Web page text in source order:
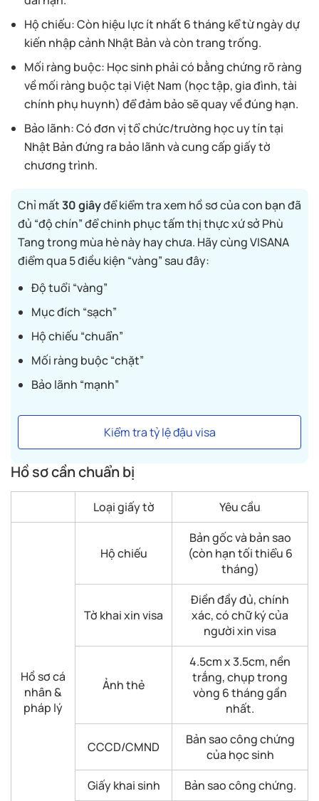
Hộ chiếu: Còn hiệu lực ít nhất 6 tháng kể từ ngày dự
kiến nhập cảnh Nhật Bản và còn trang trống.
Mối ràng buộc: Học sinh phải có bằng chứng rõ ràng
về mối ràng buộc tại Việt Nam (học tập, gia đình, tài
chính phụ huynh) để đảm bảo sẽ quay về đúng hạn.
Bảo lãnh: Có đơn vị tổ chức/trường học uy tín tại
Nhật Bản đứng ra bảo lãnh và cung cấp giấy tờ
chương trình.
Chỉ mất30 giâyđể kiểm tra xem hồ sơ của con bạn đã
đủ “độ chín” để chinh phục tấm thị thực xứ sở Phù
Tang trong mùa hè này hay chưa. Hãy cùng VISANA
điểm qua 5 điều kiện “vàng” sau đây:
Độ tuổi “vàng”
Mục đích “sạch”
Hộ chiếu “chuẩn”
Mối ràng buộc “chặt”
Bảo lãnh “mạnh”
Kiểm tra tỷ lệ đậu visa
Hồ sơ cần chuẩn bị
Loại giấy tờ Yêu cầu
Hồ sơ cá
nhân &
pháp lý
Hộ chiếu
Bản gốc và bản sao
(còn hạn tối thiểu 6
tháng)
Tờ khai xin visa
Điền đầy đủ, chính
xác, có chữ ký của
người xin visa
Ảnh thẻ
4.5cm x 3.5cm, nền
trắng, chụp trong
vòng 6 tháng gần
nhất.
CCCD/CMND
Bản sao công chứng
của học sinh
Giấy khai sinh
Bản sao công chứng.